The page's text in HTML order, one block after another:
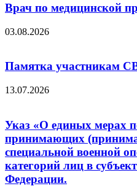
Врач по медицинской
03.08.2026
Памятка участникам
13.07.2026
Указ «О единых мерах
принимающих
специальной военной
категорий лиц в
Федерации.